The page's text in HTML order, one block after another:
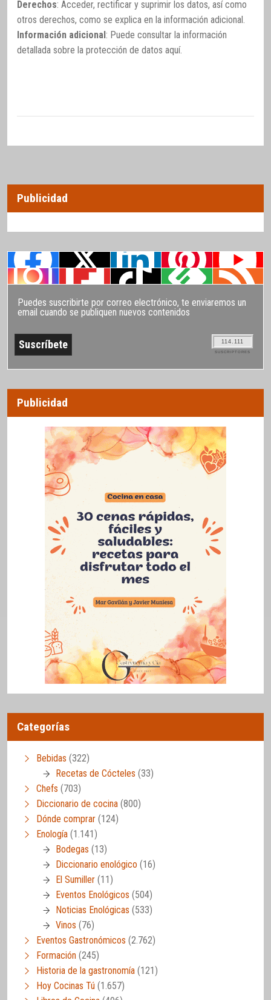
Derechos: Acceder, rectificar y suprimir los datos, así como
otros derechos, como se explica en la información adicional.
Información adicional: Puede consultar la información
detallada sobre la protección de datos aquí.
Publicidad
Puedes suscribirte por correo electrónico, te enviaremos un
email cuando se publiquen nuevos contenidos
114.111
SUSCRIPTORES
Publicidad
Categorías
Bebidas (322)
Recetas de Cócteles (33)
Chefs (703)
Diccionario de cocina (800)
Dónde comprar (124)
Enología (1.141)
Bodegas (13)
Diccionario enológico (16)
El Sumiller (11)
Eventos Enológicos (504)
Noticias Enológicas (533)
Vinos (76)
Eventos Gastronómicos (2.762)
Formación (245)
Historia de la gastronomía (121)
Hoy Cocinas Tú (1.657)